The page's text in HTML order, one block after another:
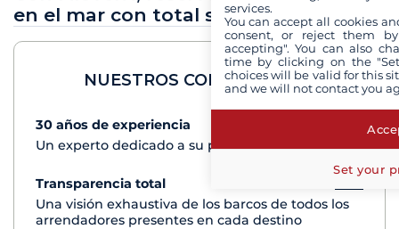
en el mar con total seguridad
NUESTROS COMPROMISOS
30 años de experiencia
Un experto dedicado a su proyecto de crucero
Transparencia total
Una visión exhaustiva de los barcos de todos los
arrendadores presentes en cada destino
services.
You can accept all cookies
consent, or reject them
accepting". You can also
time by clicking on the
choices will be valid for this
and we will not contact you
Set your